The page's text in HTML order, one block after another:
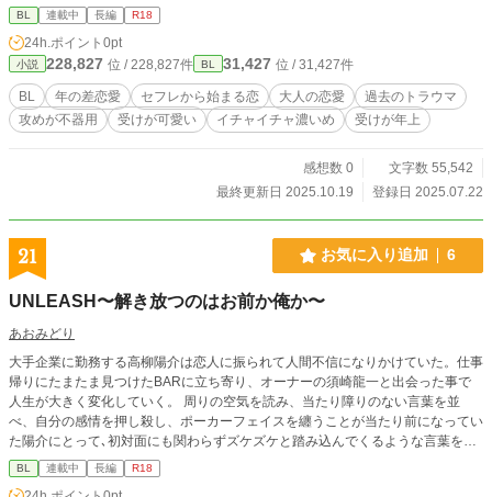
ライメージ（仮）です 心理描写に力を入れて執筆していま
す。キャラクター達が皆様に愛されますように！ よろしくお
願いします。
BL 連載中 長編 R18
24h.ポイント 0pt
小説 228,827 位 / 228,827件 BL 31,427 位 / 31,427件
BL 年の差恋愛 セフレから始まる恋 大人の恋愛
過去のトラウマ
攻めが不器用
受けが可愛い イチャイチャ濃いめ 受けが年上
感想数 0
文字数 55,542
最終更新日 2025.10.19
登録日 2025.07.22
21 お気に入り追加 6
UNLEASH〜解き放つのはお前か俺か〜
あおみどり
大手企業に勤務する高柳陽介は恋人に振られて人間不信になりかけていた。仕事
帰りにたまたま見つけたBARに立ち寄り、オーナーの須崎龍一と出会った事で
人生が大きく変化していく。 周りの空気を読み、当たり障りのない言葉を並
べ、自分の感情を押し殺し、ポーカーフェイスを纏うことが当たり前になってい
た陽介にとって､初対面にも関わらずズケズケと踏み込んでくるような言葉をか
けてくる龍一の存在は不快でしかなかった。 「もう二度と来ない」そう言って
店を後にしたはずだったのに…。運命の悪戯は再び2人を引き合わせ互いに引き
BL 連載中 長編 R18